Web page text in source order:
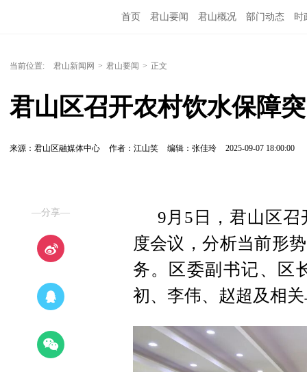
首页 君山要闻 君山概况 部门动态 时
当前位置: 君山新闻网 > 君山要闻 > 正文
君山区召开农村饮水保障
来源：君山区融媒体中心 作者：江山笑 编辑：张佳玲 2025-09-07 18:00:00
—分享—
9月5日，君山区
度会议，分析当前形
务。区委副书记、区
初、李伟、赵超及相